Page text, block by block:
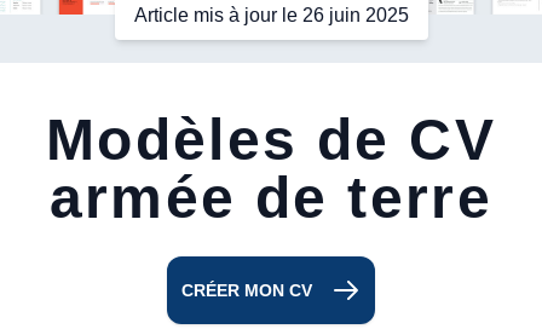
Article mis à jour le 26 juin 2025
Modèles de CV
armée de terre
CRÉER MON CV